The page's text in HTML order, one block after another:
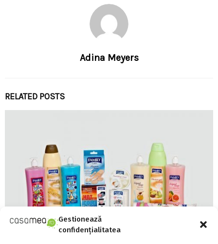
Gestionează
confidențialitatea
Adina Meyers
RELATED POSTS